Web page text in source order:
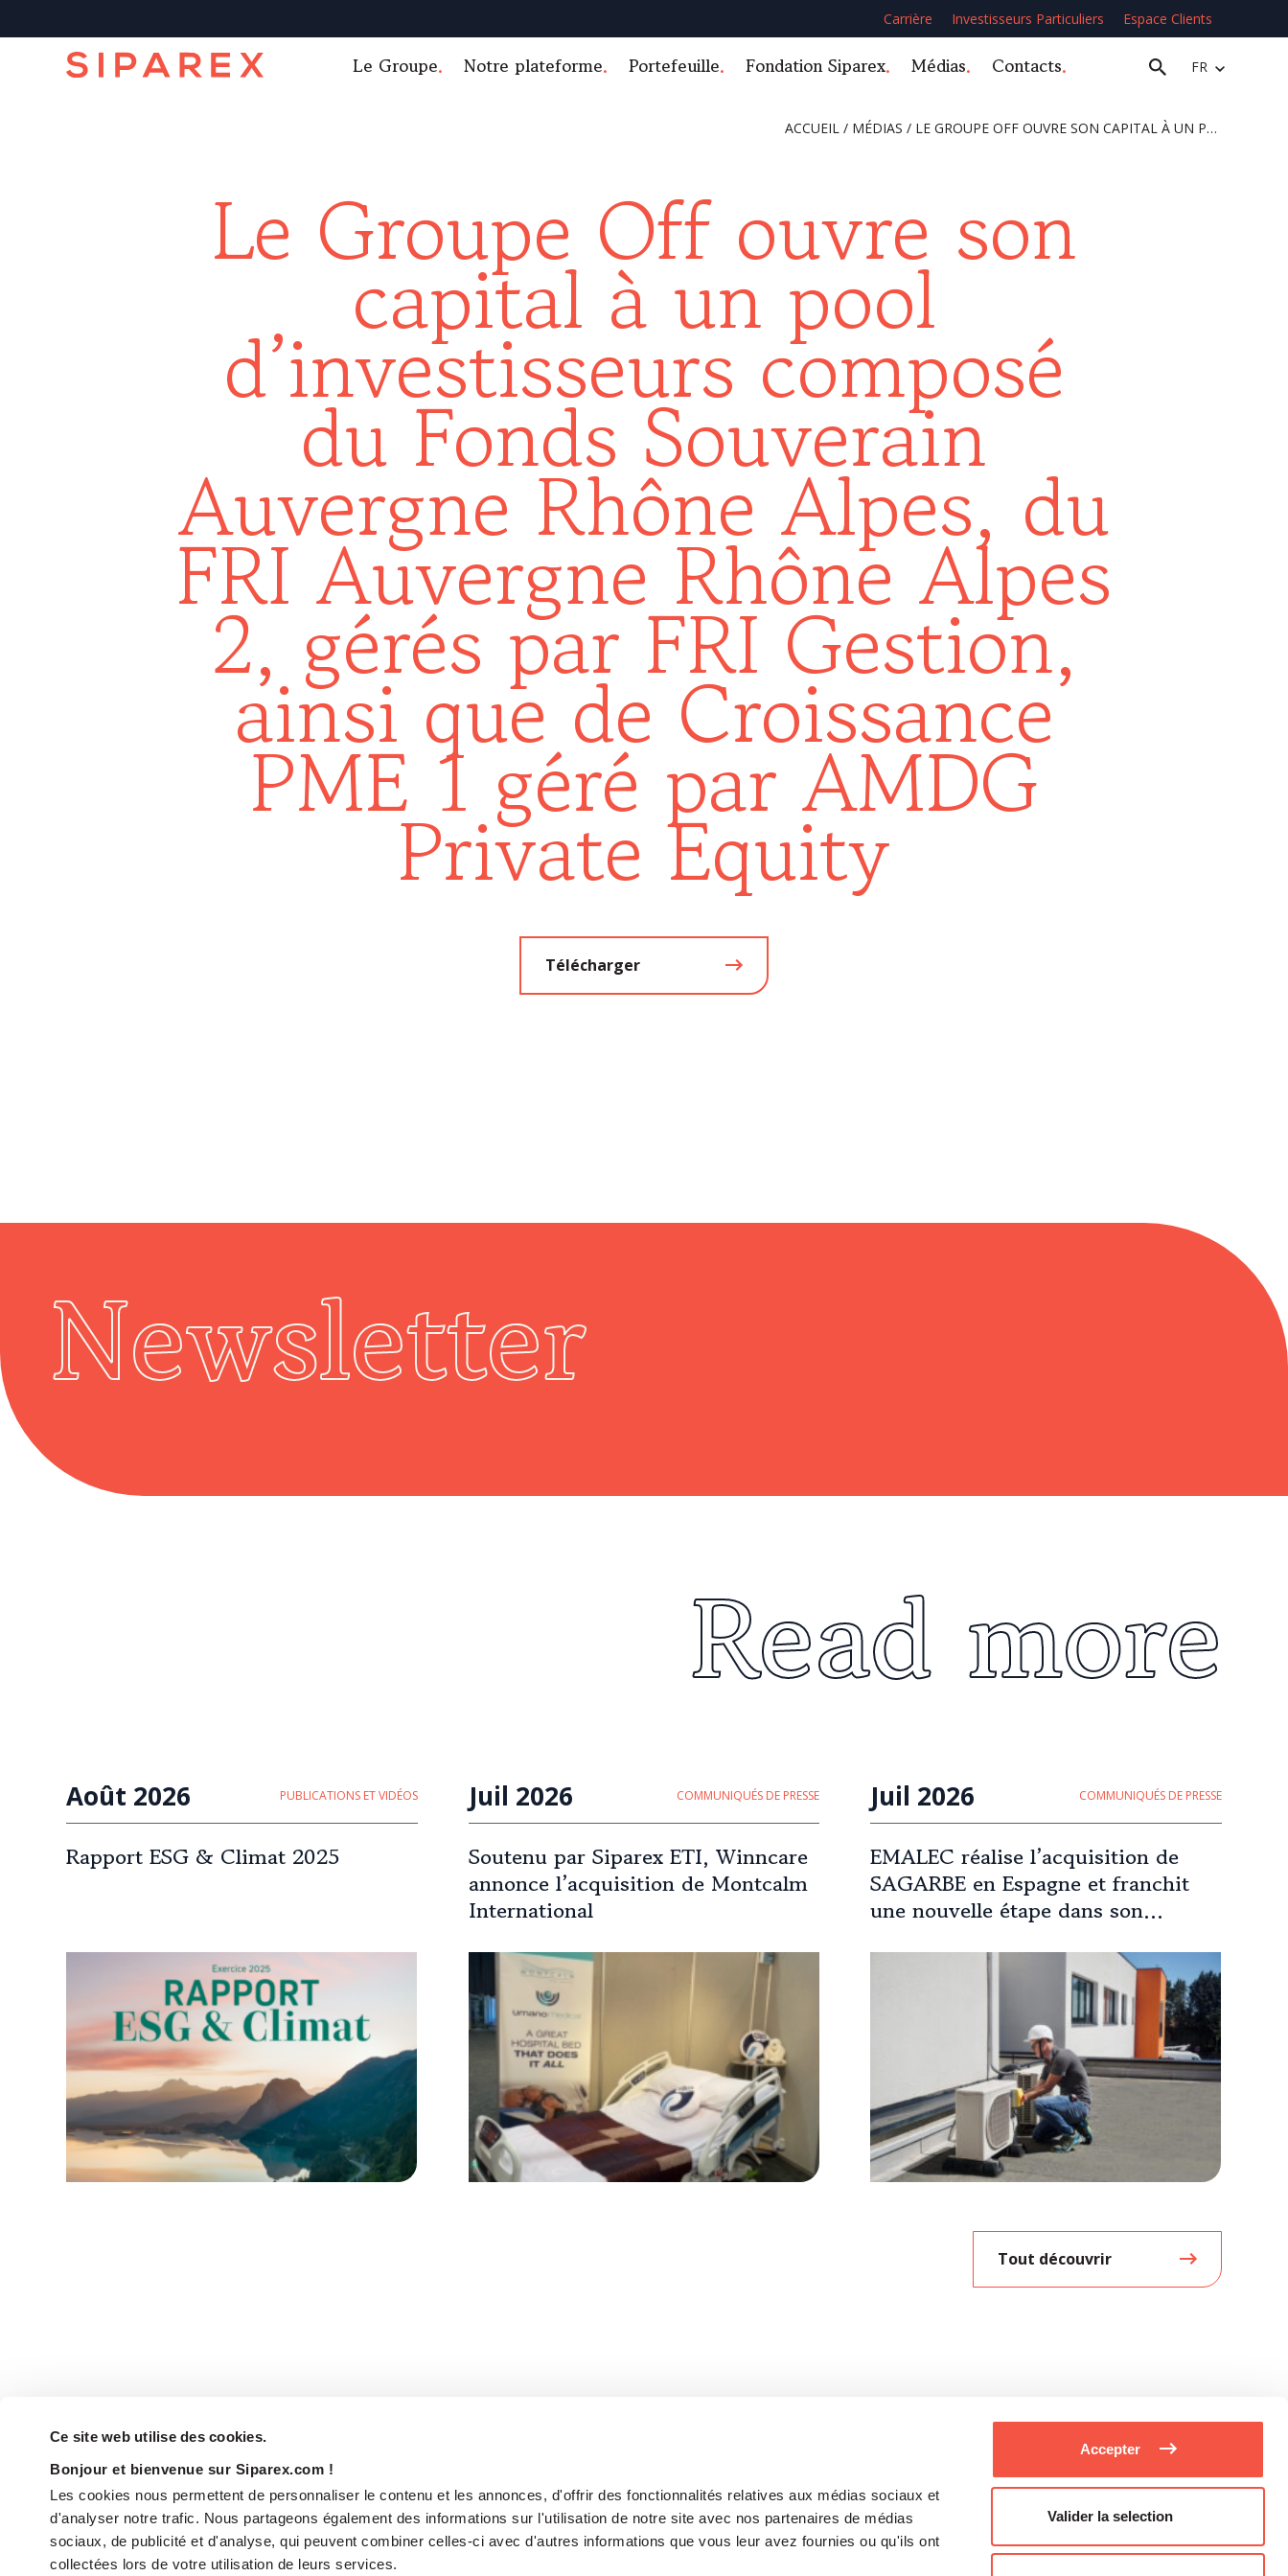
Ce site web utilise des cookies.
Bonjour et bienvenue sur Siparex.com !
Les cookies nous permettent de personnaliser le contenu et les annonces, d'offrir des fonctionnalités relatives aux médias sociaux et
d'analyser notre trafic. Nous partageons également des informations sur l'utilisation de notre site avec nos partenaires de médias
sociaux, de publicité et d'analyse, qui peuvent combiner celles-ci avec d'autres informations que vous leur avez fournies ou qu'ils ont
collectées lors de votre utilisation de leurs services.
Accepter
Valider la selection
Carrière Investisseurs Particuliers Espace Clients
Le Groupe Notre plateforme Portefeuille Fondation Siparex Médias Contacts FR
ACCUEIL / MÉDIAS / LE GROUPE OFF OUVRE SON CAPITAL À UN POOL D’INVESTISSEURS COMPOSÉ DU FONDS SOUVERAIN AUVERGNE RHÔNE ALPES, DU FRI AUVERGNE RHÔNE ALPES 2, GÉRÉS PAR FRI GESTION, AINSI QUE DE CROISSANCE PME 1 GÉRÉ PAR AMDG PRIVATE EQUITY
Le Groupe Off ouvre son
capital à un pool
d’investisseurs composé
du Fonds Souverain
Auvergne Rhône Alpes, du
FRI Auvergne Rhône Alpes
2, gérés par FRI Gestion,
ainsi que de Croissance
PME 1 géré par AMDG
Private Equity
Télécharger
Newsletter
Read more
Août 2026 PUBLICATIONS ET VIDÉOS
Rapport ESG & Climat 2025
Juil 2026 COMMUNIQUÉS DE PRESSE
Soutenu par Siparex ETI, Winncare
annonce l’acquisition de Montcalm
International
Juil 2026 COMMUNIQUÉS DE PRESSE
EMALEC réalise l’acquisition de
SAGARBE en Espagne et franchit
une nouvelle étape dans son
Tout découvrir